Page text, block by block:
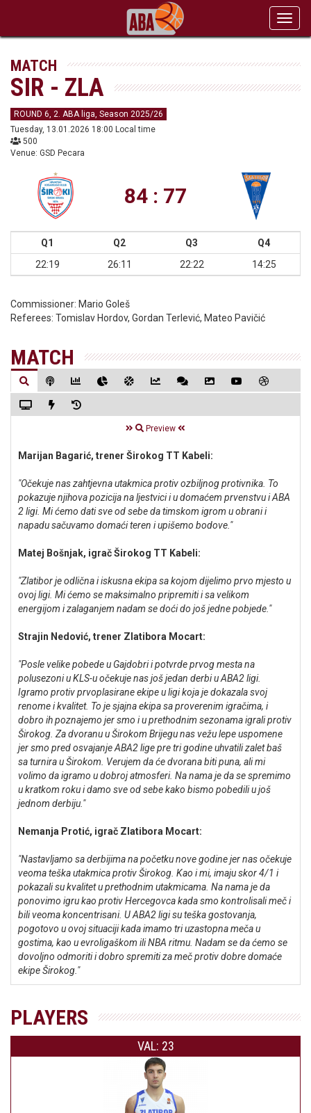
MATCH
SIR - ZLA
ROUND 6, 2. ABA liga, Season 2025/26
Tuesday, 13.01.2026 18:00 Local time
500
Venue: GSD Pecara
84 : 77
Q1 Q2 Q3
Q4
22:19
26:11 22:22 14:25
Commissioner: Mario Goleš
Referees: Tomislav Hordov, Gordan Terlević, Mateo Pavičić
MATCH
Preview
Marijan Bagarić, trener Širokog TT Kabeli:
"Očekuje nas zahtjevna utakmica protiv ozbiljnog protivnika. To
pokazuje njihova pozicija na ljestvici i u domaćem prvenstvu i ABA
2 ligi. Mi ćemo dati sve od sebe da timskom igrom u obrani i
napadu sačuvamo domaći teren i upišemo bodove."
Matej Bošnjak, igrač Širokog TT Kabeli:
"Zlatibor je odlična i iskusna ekipa sa kojom dijelimo prvo mjesto u
ovoj ligi. Mi ćemo se maksimalno pripremiti i sa velikom
energijom i zalaganjem nadam se doći do još jedne pobjede."
Strajin Nedović, trener Zlatibora Mocart:
"Posle velike pobede u Gajdobri i potvrde prvog mesta na
polusezoni u KLS-u očekuje nas još jedan derbi u ABA2 ligi.
Igramo protiv prvoplasirane ekipe u ligi koja je dokazala svoj
renome i kvalitet. To je sjajna ekipa sa proverenim igračima, i
dobro ih poznajemo jer smo i u prethodnim sezonama igrali protiv
Širokog. Za dvoranu u Širokom Brijegu nas vežu lepe uspomene
jer smo pred osvajanje ABA2 lige pre tri godine uhvatili zalet baš
sa turnira u Širokom. Verujem da će dvorana biti puna, ali mi
volimo da igramo u dobroj atmosferi. Na nama je da se spremimo
u kratkom roku i damo sve od sebe kako bismo pobedili u još
jednom derbiju."
Nemanja Protić, igrač Zlatibora Mocart:
"Nastavljamo sa derbijima na početku nove godine jer nas očekuje
veoma teška utakmica protiv Širokog. Kao i mi, imaju skor 4/1 i
pokazali su kvalitet u prethodnim utakmicama. Na nama je da
ponovimo igru kao protiv Hercegovca kada smo kontrolisali meč i
bili veoma koncentrisani. U ABA2 ligi su teška gostovanja,
pogotovo u ovoj situaciji kada imamo tri uzastopna meča u
gostima, kao u evroligaškom ili NBA ritmu. Nadam se da ćemo se
dovoljno odmoriti i dobro spremiti za meč protiv dobre domaće
ekipe Širokog."
PLAYERS
VAL: 23